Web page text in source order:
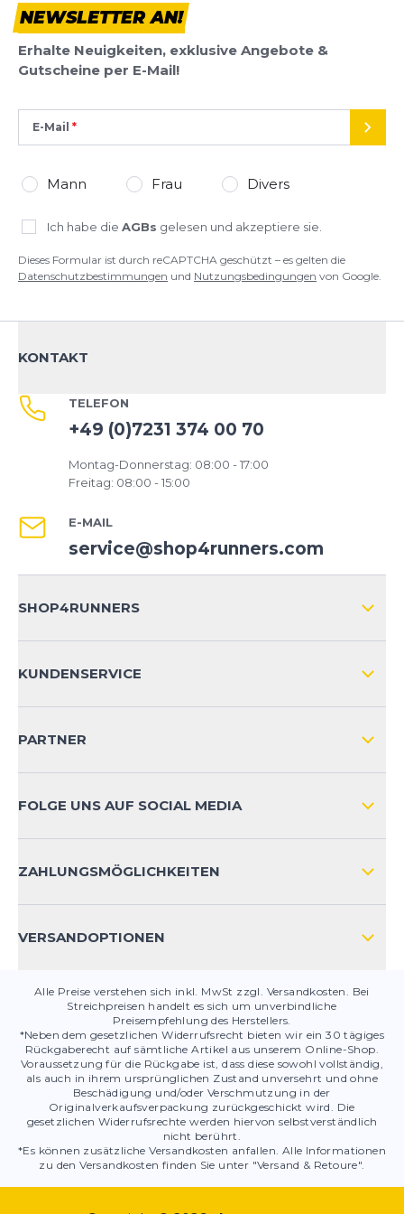
Dieses Formular ist durch reCAPTCHA geschützt – es gelten die
Datenschutzbestimmungenund
Google.
NEWSLETTER AN!
Erhalte Neuigkeiten, exklusive Angebote &
Gutscheine per E-Mail!
E-Mail
Mann Frau Divers
Ich habe die AGBs gelesen und akzeptiere sie.
Dieses Formular ist durch reCAPTCHA geschützt – es gelten die
Datenschutzbestimmungen und Nutzungsbedingungen von Google.
KONTAKT
TELEFON
+49 (0)7231 374 00 70
Montag-Donnerstag: 08:00 - 17:00
Freitag: 08:00 - 15:00
E-MAIL
service@shop4runners.com
SHOP4RUNNERS
KUNDENSERVICE
KONTAKT
PRODUKTSICHERHEIT
PARTNER
FOLGE UNS AUF SOCIAL MEDIA
ZAHLUNGSMÖGLICHKEITEN
VERSANDOPTIONEN
Alle Preise verstehen sich inkl. MwSt zzgl. Versandkosten. Bei
Streichpreisen handelt es sich um unverbindliche
Preisempfehlung des Herstellers.
*Neben dem gesetzlichen Widerrufsrecht bieten wir ein 30 tägiges
Rückgaberecht auf sämtliche Artikel aus unserem Online-Shop.
Voraussetzung für die Rückgabe ist, dass diese sowohl vollständig,
als auch in ihrem ursprünglichen Zustand unversehrt und ohne
Beschädigung und/oder Verschmutzung in der
Originalverkaufsverpackung zurückgeschickt wird. Die
gesetzlichen Widerrufsrechte werden hiervon selbstverständlich
nicht berührt.
*Es können zusätzliche Versandkosten anfallen. Alle Informationen
zu den Versandkosten finden Sie unter "Versand & Retoure".